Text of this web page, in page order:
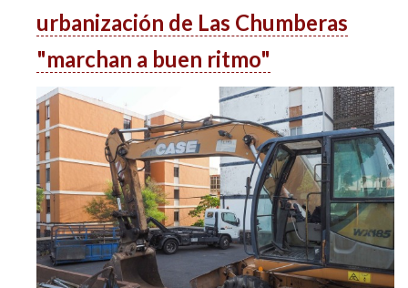
urbanización de Las Chumberas
"marchan a buen ritmo"